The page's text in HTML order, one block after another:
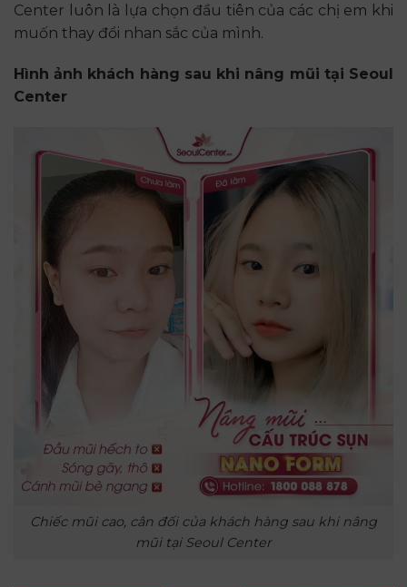
Center luôn là lựa chọn đầu tiên của các chị em khi
muốn thay đổi nhan sắc của mình.
Hình ảnh khách hàng sau khi nâng mũi tại Seoul
Center
Chiếc mũi cao, cân đối của khách hàng sau khi nâng
mũi tại Seoul Center